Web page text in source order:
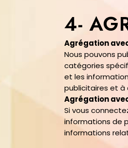
4-
Agrégation
Nous pouvons
catégories
et les
publicitaires et à
Agrégation
Si vous
informations de
informations